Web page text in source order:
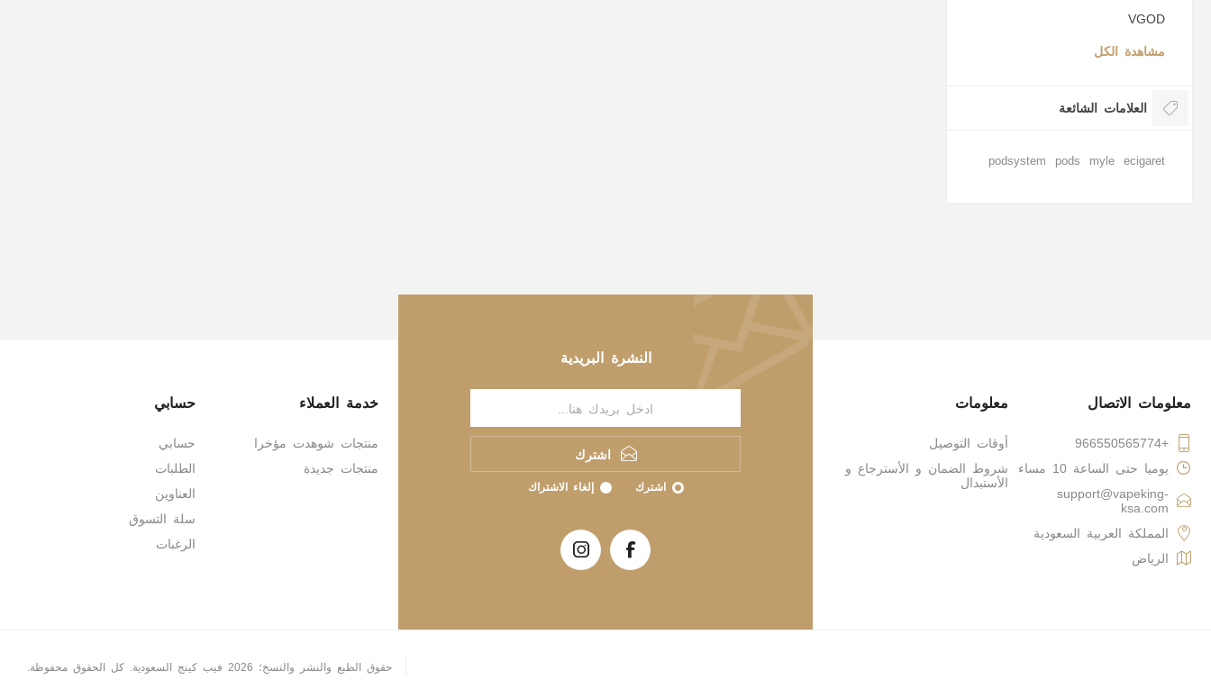
VGOD
مشاهدة الكل
العلامات الشائعة
ecigaret
myle
pods
podsystem
النشرة البريدية
اشترك
اشترك إلغاء الاشتراك
معلومات الاتصال
+966550565774
يوميا حتى الساعة 10 مساء
support@vapeking-
ksa.com
المملكة العربية السعودية
الرياض
معلومات
أوقات التوصيل
شروط الضمان و الأسترجاع و
الأستبدال
خدمة العملاء
منتجات شوهدت مؤخرا
منتجات جديدة
حسابي
حسابي
الطلبات
العناوين
سلة التسوق
الرغبات
حقوق الطبع والنشر والنسخ؛ 2026 فيب كينج السعودية. كل الحقوق محفوظة.